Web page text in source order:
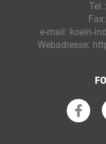
Tel.:
Fax:
e-mail: koeln-
Webadresse: